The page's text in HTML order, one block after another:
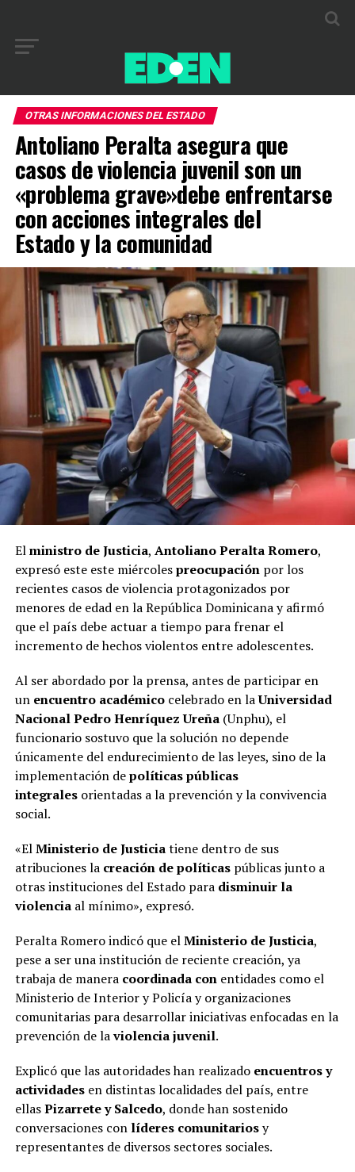
OTRAS INFORMACIONES DEL ESTADO
Antoliano Peralta asegura que
casos de violencia juvenil son un
«problema grave»debe enfrentarse
con acciones integrales del
Estado y la comunidad
Elministro de Justicia, Antoliano Peralta Romero,
expresó este este miércolespreocupaciónpor los
recientes casos de violencia protagonizados por
menores de edad en la República Dominicana y afirmó
que el país debe actuar a tiempo para frenar el
incremento de hechos violentos entre adolescentes.
Al ser abordado por la prensa, antes de participar en
un encuentro académicocelebrado en laUniversidad
Nacional Pedro Henríquez Ureña(Unphu), el
funcionario sostuvo que la solución no depende
únicamente del endurecimiento de las leyes, sino de la
implementación depolíticas públicas
integralesorientadas a la prevención y la convivencia
social.
«ElMinisterio de Justiciatiene dentro de sus
atribuciones la creación de políticaspúblicas junto a
otras instituciones del Estado para disminuir la
violenciaal mínimo», expresó.
Peralta Romero indicó que elMinisterio de Justicia,
pese a ser una institución de reciente creación, ya
trabaja de manera coordinada conentidades como el
Ministerio de Interior y Policía y organizaciones
comunitarias para desarrollar iniciativas enfocadas en la
prevención de laviolencia juvenil.
Explicó que las autoridades han realizado encuentros y
actividadesen distintas localidades del país, entre
ellasPizarrete y Salcedo, donde han sostenido
conversaciones con líderes comunitariosy
representantes de diversos sectores sociales.